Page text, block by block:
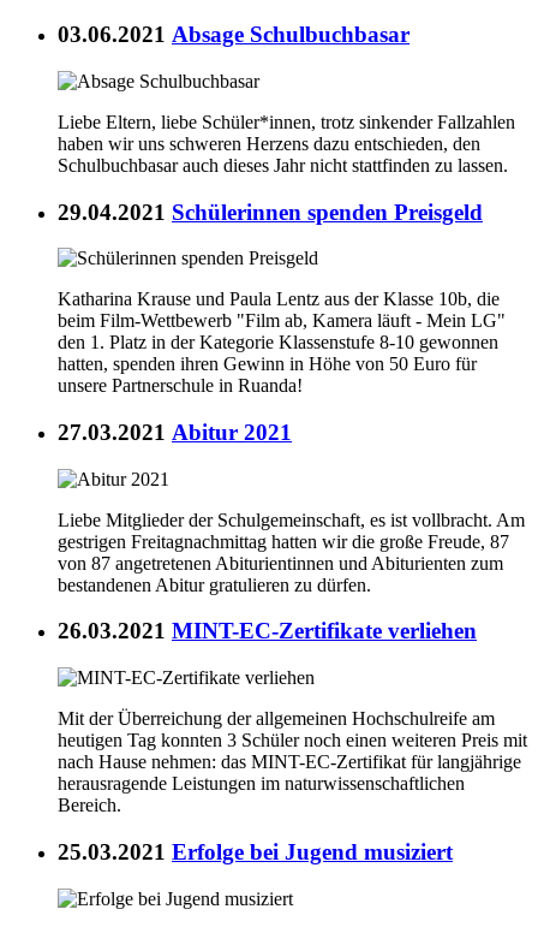
03.06.2021 Absage Schulbuchbasar
Liebe Eltern, liebe Schüler*innen, trotz sinkender Fallzahlen
haben wir uns schweren Herzens dazu entschieden, den
Schulbuchbasar auch dieses Jahr nicht stattfinden zu lassen.
29.04.2021 Schülerinnen spenden Preisgeld
Katharina Krause und Paula Lentz aus der Klasse 10b, die
beim Film-Wettbewerb "Film ab, Kamera läuft - Mein LG"
den 1. Platz in der Kategorie Klassenstufe 8-10 gewonnen
hatten, spenden ihren Gewinn in Höhe von 50 Euro für
unsere Partnerschule in Ruanda!
27.03.2021 Abitur 2021
Liebe Mitglieder der Schulgemeinschaft, es ist vollbracht. Am
gestrigen Freitagnachmittag hatten wir die große Freude, 87
von 87 angetretenen Abiturientinnen und Abiturienten zum
bestandenen Abitur gratulieren zu dürfen.
26.03.2021 MINT-EC-Zertifikate verliehen
Mit der Überreichung der allgemeinen Hochschulreife am
heutigen Tag konnten 3 Schüler noch einen weiteren Preis mit
nach Hause nehmen: das MINT-EC-Zertifikat für langjährige
herausragende Leistungen im naturwissenschaftlichen
Bereich.
25.03.2021 Erfolge bei Jugend musiziert